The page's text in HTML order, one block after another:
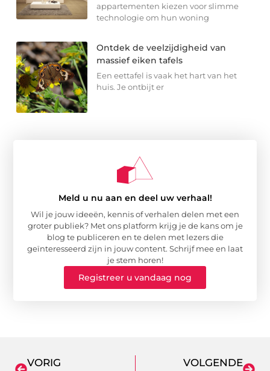
appartementen kiezen voor slimme
technologie om hun woning
Ontdek de veelzijdigheid van
massief eiken tafels
Een eettafel is vaak het hart van het
huis. Je ontbijt er
Meld u nu aan en deel uw verhaal!
Wil je jouw ideeën, kennis of verhalen delen met een
groter publiek? Met ons platform krijg je de kans om je
blog te publiceren en te delen met lezers die
geïnteresseerd zijn in jouw content. Schrijf mee en laat
je stem horen!
Registreer u vandaag nog
VORIG VOLGENDE